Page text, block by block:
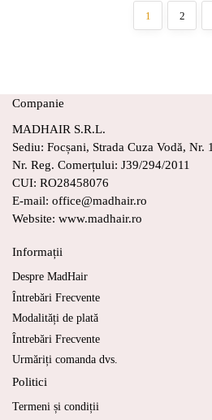
1 2
Companie
MADHAIR S.R.L.
Sediu: Focșani, Strada Cuza Vodă, Nr.
Nr. Reg. Comerțului: J39/294/2011
CUI: RO28458076
E-mail: office@madhair.ro
Website: www.madhair.ro
Informații
Despre MadHair
Întrebări Frecvente
Modalități de plată
Întrebări Frecvente
Urmăriți comanda dvs.
Politici
Termeni și condiții